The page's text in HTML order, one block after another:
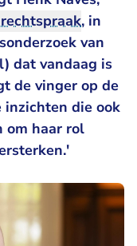
, in
van
dat vandaag is
de vinger op de
die ook
om haar rol